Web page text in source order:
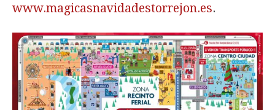
www.magicasnavidadestorrejon.es.